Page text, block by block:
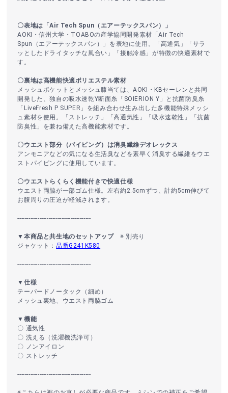
〇表地は「Air Tech Spun（エアーテックスパン）」
AOKI・信州大学・TOABOの産学協同開発素材「Air Tech
Spun（エアーテックスパン）」を表地に使用。「高通気」「サラ
ッとしたドライタッチな風合い」「接触冷感」が特徴の快適素材で
す。
〇裏地は高機能快適ポリエステル素材
メッシュポケットとメッシュ膝当ては、AOKI・KBセーレンと共同
開発した、独自の吸水速乾Y断面糸「SOIERION Y」と抗菌防臭糸
「LiveFresh P SUPER」を組み合わせ生み出した多機能特殊メッシ
ュ素材を使用。「ストレッチ」「高通気性」「吸水速乾性」「抗菌
防臭性」を兼ね備えた高機能素材です。
〇ウエスト部分（パイピング）は消臭繊維デオレックス
アンモニアなどの気になる生活臭などを素早く消臭する繊維をウエ
ストパイピングに使用しています。
〇ウエストらくらく機能付きで快適仕様
ウエスト両脇が一部ゴム仕様。左右約2.5cmずつ、計約5cm伸びて
お腹周りの圧迫が軽減されます。
----------------------------------------
▼本商品と共生地のセットアップ※ 別売り
ジャケット：品番G241K580
----------------------------------------
▼仕様
テーパードノータック（細め）
メッシュ裏地、ウエスト両脇ゴム
▼機能
〇 通気性
〇 洗える（洗濯機洗浄可）
〇 ノンアイロン
〇 ストレッチ
----------------------------------------